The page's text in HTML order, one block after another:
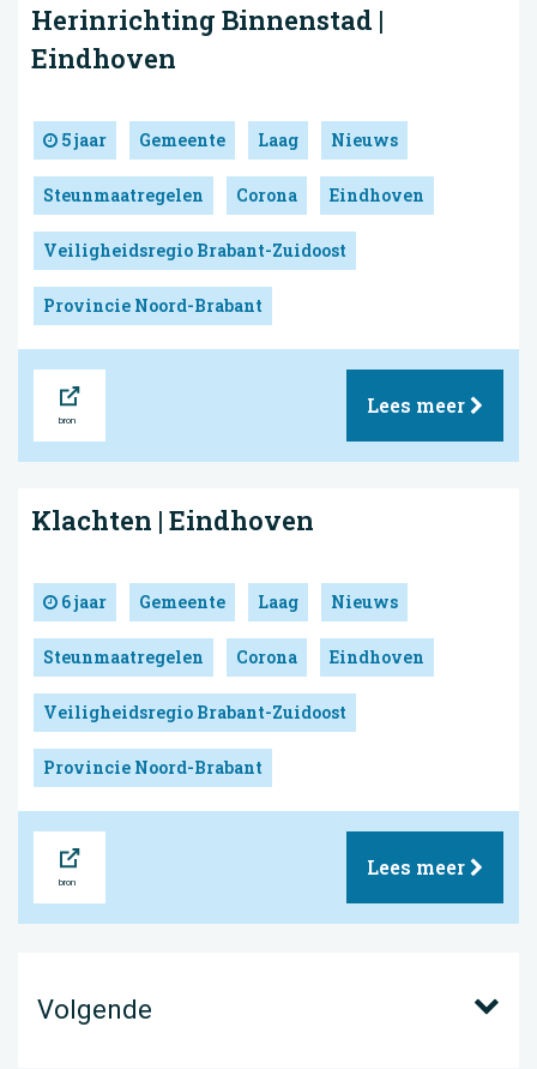
Herinrichting Binnenstad |
Eindhoven
5 jaar Gemeente Laag Nieuws
Steunmaatregelen Corona Eindhoven
Veiligheidsregio Brabant-Zuidoost
Provincie Noord-Brabant
Lees meer
Klachten | Eindhoven
6 jaar Gemeente Laag Nieuws
Steunmaatregelen Corona Eindhoven
Veiligheidsregio Brabant-Zuidoost
Provincie Noord-Brabant
Lees meer
Volgende